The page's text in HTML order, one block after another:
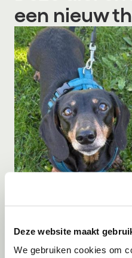
Deze website maakt
We gebruiken cookies om
een nieuw
Amsterdam